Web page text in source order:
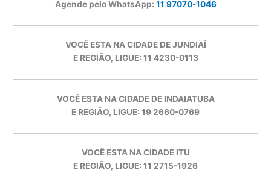
Agende pelo WhatsApp: 11 97070-1046
VOCÊ ESTA NA CIDADE DE JUNDIAÍ
E REGIÃO, LIGUE: 11 4230-0113
VOCÊ ESTA NA CIDADE DE INDAIATUBA
E REGIÃO, LIGUE: 19 2660-0769
VOCÊ ESTA NA CIDADE ITU
E REGIÃO, LIGUE: 11 2715-1926